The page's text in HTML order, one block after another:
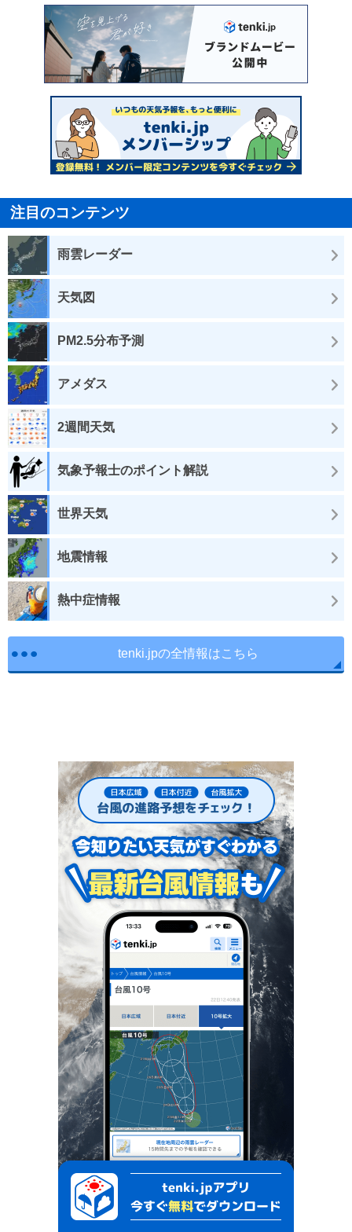
注目のコンテンツ
雨雲レーダー
天気図
PM2.5分布予測
アメダス
2週間天気
気象予報士のポイント解説
世界天気
地震情報
熱中症情報
tenki.jpの全情報はこちら